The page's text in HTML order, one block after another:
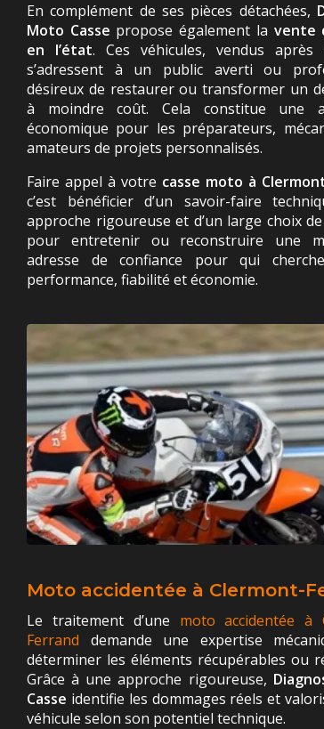
En complément de ses pièces détachées,
Moto Casse propose également la vente
en l’état. Ces véhicules, vendus après
s’adressent à un public averti ou
désireux de restaurer ou transformer un
à moindre coût. Cela constitue une
économique pour les préparateurs,
amateurs de projets personnalisés.
Faire appel à votre casse moto à
c’est bénéficier d’un savoir-faire
approche rigoureuse et d’un large choix
pour entretenir ou reconstruire une
adresse de confiance pour qui
performance, fiabilité et économie.
Moto accidentée à Clermont-
Le traitement d’une moto accidentée à
Ferrand demande une expertise
déterminer les éléments récupérables ou
Grâce à une approche rigoureuse,
Casse identifie les dommages réels et
véhicule selon son potentiel technique.